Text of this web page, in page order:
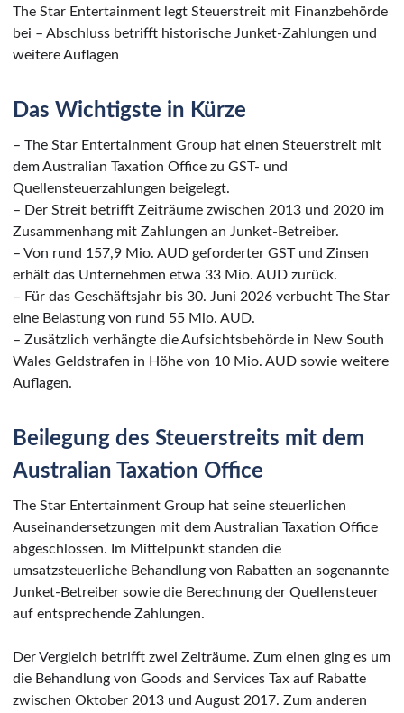
The Star Entertainment legt Steuerstreit mit Finanzbehörde
bei – Abschluss betrifft historische Junket-Zahlungen und
weitere Auflagen
Das Wichtigste in Kürze
– The Star Entertainment Group hat einen Steuerstreit mit
dem Australian Taxation Office zu GST- und
Quellensteuerzahlungen beigelegt.
– Der Streit betrifft Zeiträume zwischen 2013 und 2020 im
Zusammenhang mit Zahlungen an Junket-Betreiber.
– Von rund 157,9 Mio. AUD geforderter GST und Zinsen
erhält das Unternehmen etwa 33 Mio. AUD zurück.
– Für das Geschäftsjahr bis 30. Juni 2026 verbucht The Star
eine Belastung von rund 55 Mio. AUD.
– Zusätzlich verhängte die Aufsichtsbehörde in New South
Wales Geldstrafen in Höhe von 10 Mio. AUD sowie weitere
Auflagen.
Beilegung des Steuerstreits mit dem
Australian Taxation Office
The Star Entertainment Group hat seine steuerlichen
Auseinandersetzungen mit dem Australian Taxation Office
abgeschlossen. Im Mittelpunkt standen die
umsatzsteuerliche Behandlung von Rabatten an sogenannte
Junket-Betreiber sowie die Berechnung der Quellensteuer
auf entsprechende Zahlungen.
Der Vergleich betrifft zwei Zeiträume. Zum einen ging es um
die Behandlung von Goods and Services Tax auf Rabatte
zwischen Oktober 2013 und August 2017. Zum anderen